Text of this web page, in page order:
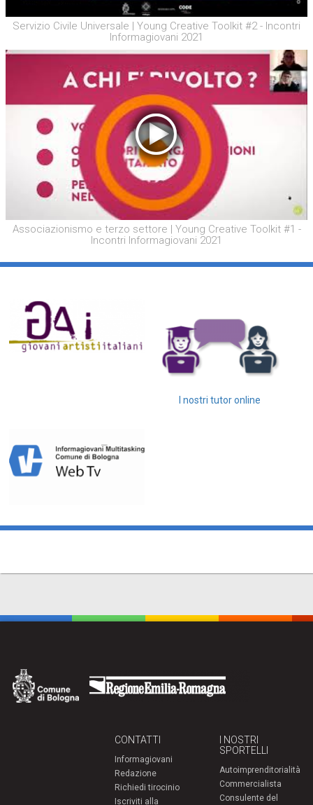
Servizio Civile Universale | Young Creative Toolkit #2 - Incontri
Informagiovani 2021
Associazionismo e terzo settore | Young Creative Toolkit #1 -
Incontri Informagiovani 2021
I nostri tutor online
CONTATTI
Informagiovani
Redazione
Richiedi tirocinio
Iscriviti alla
I NOSTRI
SPORTELLI
Autoimprenditorialità
Commercialista
Consulente del